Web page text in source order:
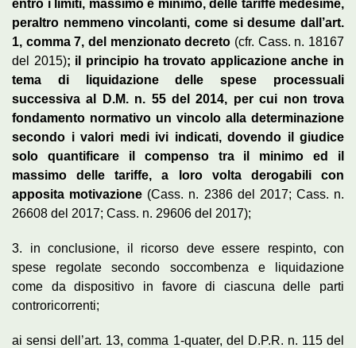
entro i limiti, massimo e minimo, delle tariffe medesime,
peraltro nemmeno vincolanti, come si desume dall’art.
1, comma 7, del menzionato decreto (cfr. Cass. n. 18167
del 2015); il principio ha trovato applicazione anche in
tema di liquidazione delle spese processuali
successiva al D.M. n. 55 del 2014, per cui non trova
fondamento normativo un vincolo alla determinazione
secondo i valori medi ivi indicati, dovendo il giudice
solo quantificare il compenso tra il minimo ed il
massimo delle tariffe, a loro volta derogabili con
apposita motivazione (Cass. n. 2386 del 2017; Cass. n.
26608 del 2017; Cass. n. 29606 del 2017);
3. in conclusione, il ricorso deve essere respinto, con
spese regolate secondo soccombenza e liquidazione
come da dispositivo in favore di ciascuna delle parti
controricorrenti;
ai sensi dell’art. 13, comma 1-quater, del D.P.R. n. 115 del